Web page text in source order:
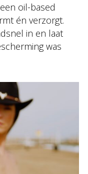
een oil-based
én verzorgt.
in en laat
was